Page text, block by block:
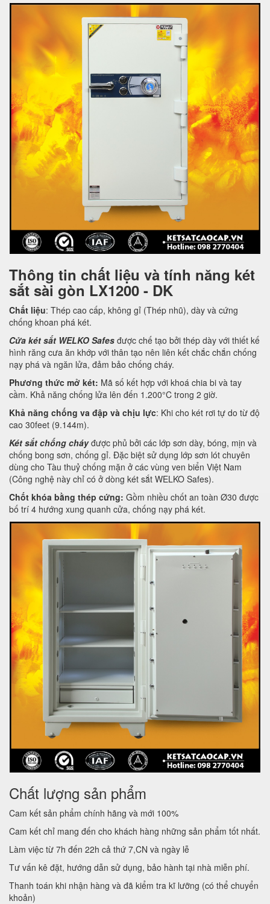
Thông tin chất liệu và tính năng két
sắt sài gòn LX1200 - DK
Chất liệu: Thép cao cấp, không gỉ (Thép nhũ), dày và cứng
chống khoan phá két.
Cửa két sắt WELKO Safes được chế tạo bởi thép dày với thiết kế
hình răng cưa ăn khớp với thân tạo nên liên kết chắc chắn chống
nạy phá và ngăn lửa, đảm bảo chống cháy.
Phương thức mở két: Mã số kết hợp với khoá chia bi và tay
cầm. Khả năng chống lửa lên đến 1.200°C trong 2 giờ.
Khả năng chống va đập và chịu lực: Khi cho két rơi tự do từ độ
cao 30feet (9.144m).
Két sắt chống cháyđược phủ bởi các lớp sơn dày, bóng, mịn và
chống bong sơn, chống gỉ. Đặc biệt sử dụng lớp sơn lót chuyên
dùng cho Tàu thuỷ chống mặn ở các vùng ven biển Việt Nam
(Công nghệ này chỉ có ở dòng két sắt WELKO Safes).
Chốt khóa bằng thép cứng: Gồm nhiều chốt an toàn Ø30 được
bố trí 4 hướng xung quanh cửa, chống nạy phá két.
Chất lượng sản phẩm
Cam kết sản phẩm chính hãng và mới 100%
Cam kết chỉ mang đến cho khách hàng những sản phẩm tốt nhất.
Làm việc từ 7h đến 22h cả thứ 7,CN và ngày lễ
Tư vấn kê đặt, hướng dẫn sử dụng, bảo hành tại nhà miễn phí.
Thanh toán khi nhận hàng và đã kiểm tra kĩ lưỡng (có thể chuyển
khoản)